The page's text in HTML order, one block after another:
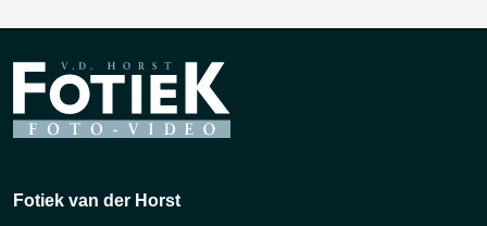
Fotiek van der Horst